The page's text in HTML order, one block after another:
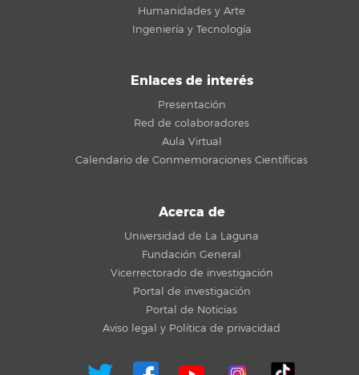
Humanidades y Arte
Ingeniería y Tecnología
Enlaces de interés
Presentación
Red de colaboradores
Aula Virtual
Calendario de Conmemoraciones Científicas
Acerca de
Universidad de La Laguna
Fundación General
Vicerrectorado de investigación
Portal de investigación
Portal de Noticias
Aviso legal y Política de privacidad